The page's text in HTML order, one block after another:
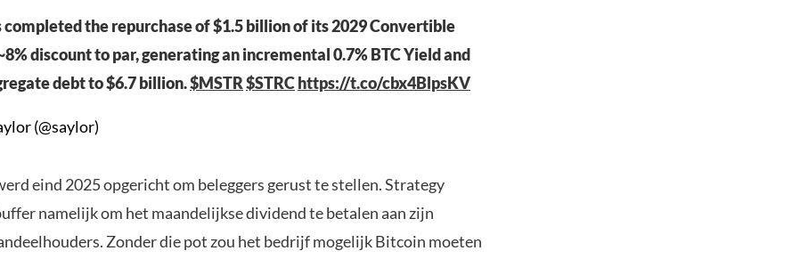
completed the repurchase of $1.5 billion of its 2029 Convertible
discount to par, generating an incremental 0.7% BTC Yield and
debt to $6.7 billion.$MSTR$STRChttps://t.co/cbx4BlpsKV
(@saylor)
eind 2025 opgericht om beleggers gerust te stellen. Strategy
namelijk om het maandelijkse dividend te betalen aan zijn
Zonder die pot zou het bedrijf mogelijk Bitcoin moeten